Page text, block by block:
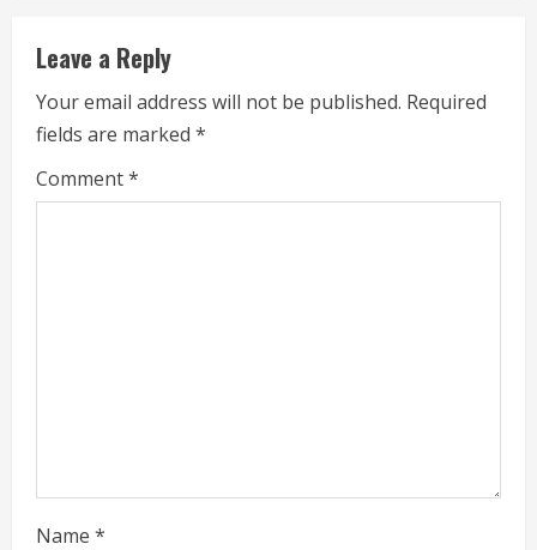
Leave a Reply
Your email address will not be published. Required
fields are marked *
Comment*
Name *